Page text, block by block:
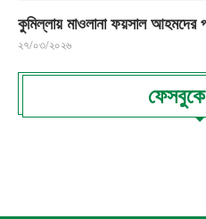
কুমিল্লায় মাওলানা ফয়সাল আহমদের
২৭/০৩/২০২৬